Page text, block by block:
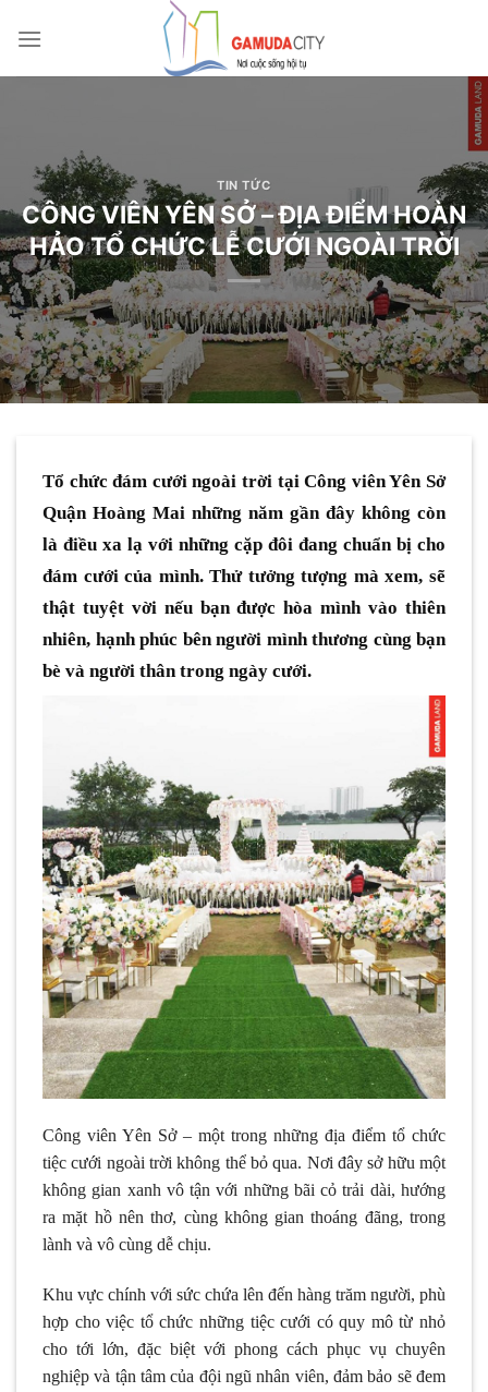
qua
TIN TỨC
CÔNG VIÊN YÊN SỞ – ĐỊA ĐIỂM HOÀN
HẢO TỔ CHỨC LỄ CƯỚI NGOÀI TRỜI
Tổ chức đám cưới ngoài trời tại Công viên Yên Sở
Quận Hoàng Mai những năm gần đây không còn
là điều xa lạ với những cặp đôi đang chuẩn bị cho
đám cưới của mình. Thử tưởng tượng mà xem, sẽ
thật tuyệt vời nếu bạn được hòa mình vào thiên
nhiên, hạnh phúc bên người mình thương cùng bạn
bè và người thân trong ngày cưới.
Công viên Yên Sở – một trong những địa điểm tổ chức
tiệc cưới ngoài trời không thể bỏ qua. Nơi đây sở hữu một
không gian xanh vô tận với những bãi cỏ trải dài, hướng
ra mặt hồ nên thơ, cùng không gian thoáng đãng, trong
lành và vô cùng dễ chịu.
Khu vực chính với sức chứa lên đến hàng trăm người, phù
hợp cho việc tổ chức những tiệc cưới có quy mô từ nhỏ
cho tới lớn, đặc biệt với phong cách phục vụ chuyên
nghiệp và tận tâm của đội ngũ nhân viên, đảm bảo sẽ đem